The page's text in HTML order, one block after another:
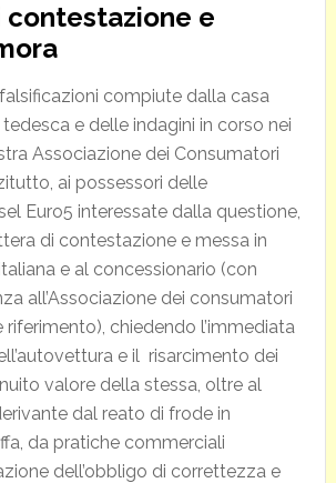
e
compiute dalla casa
e delle indagini in corso nei
Associazione dei Consumatori
ai possessori delle
Euro5 interessate dalla questione,
di contestazione e messa in
e al concessionario (con
all’Associazione dei consumatori
riferimento), chiedendo l’immediata
e il risarcimento dei
valore della stessa, oltre al
dal reato di frode in
da pratiche commerciali
dell’obbligo di correttezza e